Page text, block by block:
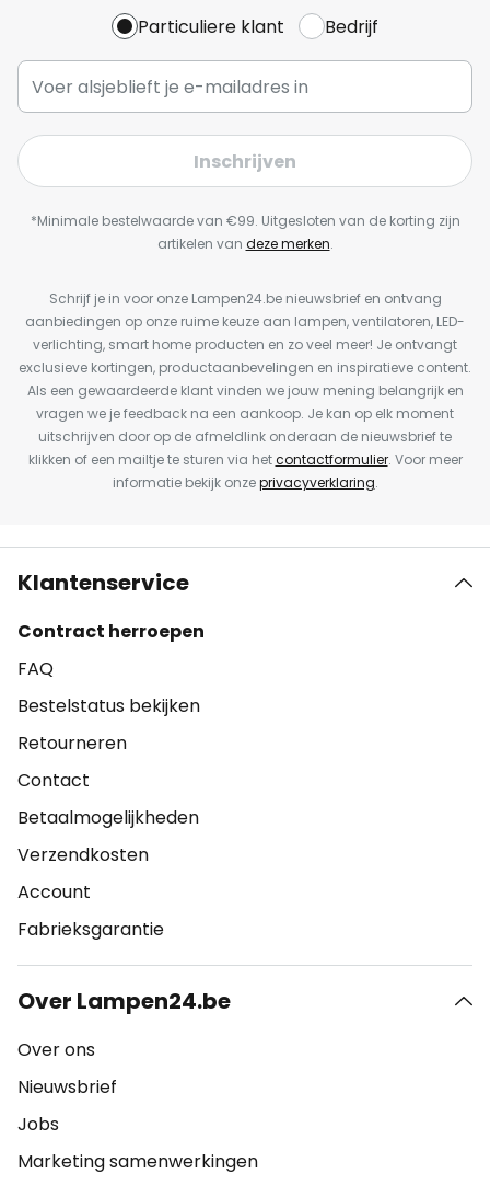
Particuliere klant Bedrijf
Inschrijven
*Minimale bestelwaarde van €99. Uitgesloten van de korting zijn
artikelen van deze merken.
Schrijf je in voor onze Lampen24.be nieuwsbrief en ontvang
aanbiedingen op onze ruime keuze aan lampen, ventilatoren, LED-
verlichting, smart home producten en zo veel meer! Je ontvangt
exclusieve kortingen, productaanbevelingen en inspiratieve content.
Als een gewaardeerde klant vinden we jouw mening belangrijk en
vragen we je feedback na een aankoop. Je kan op elk moment
uitschrijven door op de afmeldlink onderaan de nieuwsbrief te
klikken of een mailtje te sturen via hetcontactformulier. Voor meer
informatie bekijk onzeprivacyverklaring.
Klantenservice
Contract herroepen
FAQ
Bestelstatus bekijken
Retourneren
Contact
Betaalmogelijkheden
Verzendkosten
Account
Fabrieksgarantie
Over Lampen24.be
Over ons
Nieuwsbrief
Jobs
Marketing samenwerkingen